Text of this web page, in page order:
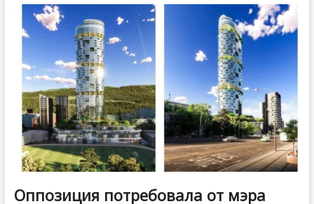
Грузии
внедрит
Celfie
Mobile
совместно
с
финским
гигантом
Nokia
Оппозиция потребовала от мэра